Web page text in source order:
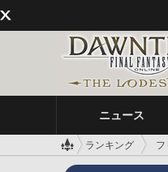
ニュース
ランキング フ